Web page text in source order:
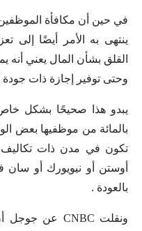
في حين أن مكافأة
ينتهى به الأمر أيضًا إلى
القلق بشأن المال يعني
وحتى توفير إجازة ذات
بالمائة من موظفيها بعض
تكون في مدن ذات
أوستن أو نيويورك أو سان
بالعودة .
ونقلت CNBC عن جوجل